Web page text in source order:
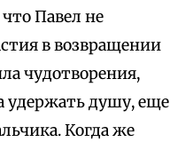
Павел не
в возвращении
чудотворения,
удержать душу, еще
Когда же